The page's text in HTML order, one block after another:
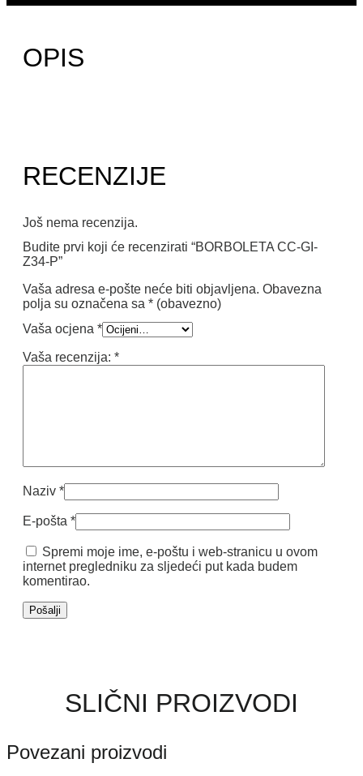
OPIS
RECENZIJE
Još nema recenzija.
Budite prvi koji će recenzirati “BORBOLETA CC-GI-
Z34-P”
Vaša adresa e-pošte neće biti objavljena. Obavezna
polja su označena sa * (obavezno)
Vaša ocjena *
Vaša recenzija: *
Naziv *
E-pošta *
Spremi moje ime, e-poštu i web-stranicu u ovom
internet pregledniku za sljedeći put kada budem
komentirao.
SLIČNI PROIZVODI
Povezani proizvodi